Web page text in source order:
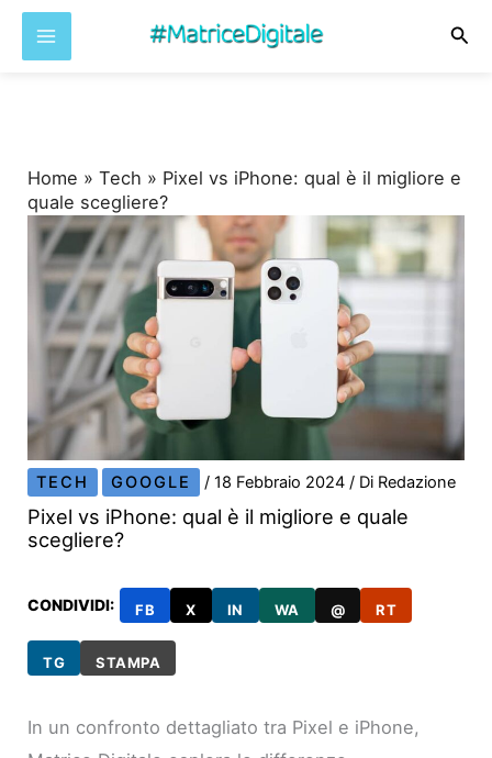
Home »Tech » Pixel vs iPhone: qual è il migliore e
quale scegliere?
TECH GOOGLE /18 Febbraio 2024/ Di Redazione
Pixel vs iPhone: qual è il migliore e quale
scegliere?
CONDIVIDI: FB X IN WA @ RT
TG STAMPA
In un confronto dettagliato tra Pixel e iPhone,